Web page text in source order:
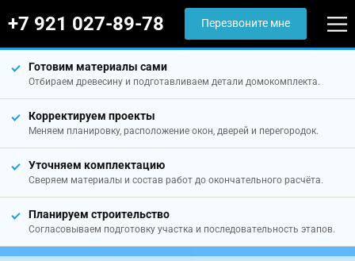
+7 921 027-89-78 Перезвоните мне
Готовим материалы сами
Отбираем древесину и подготавливаем детали домокомплекта.
Корректируем проекты
Меняем планировку, расположение окон, дверей и перегородок.
Уточняем комплектацию
Сверяем материалы и состав работ до окончательного расчёта.
Планируем строительство
Согласовываем подготовку участка и последовательность этапов.